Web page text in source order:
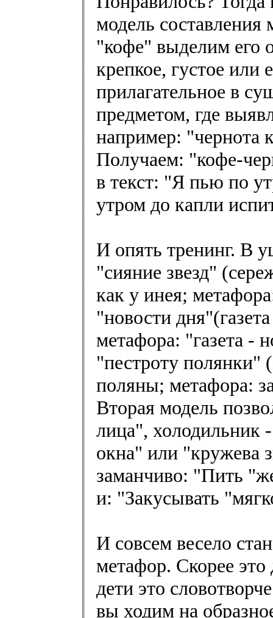
модель составления
"кофе" выделим его
крепкое, густое или
прилагательное в
предметом, где
например: "чернота
Получаем: "кофе-
в текст: "Я пью по
утром до капли
И опять тренинг. В
"сияние звезд"
как у инея;
"новости
метафора: "газета -
"пестроту полянки"
поляны; метафора:
Вторая модель
лица", холодильник
окна" или "кружева
заманчиво: "Пить
и: "Закусывать
И совсем весело
метафор. Скорее
дети это
вы ходим на